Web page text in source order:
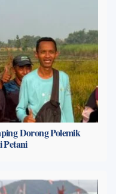
Dorong Polemik
Petani